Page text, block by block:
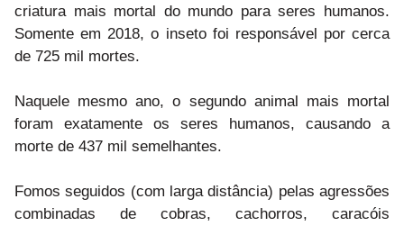
criatura mais mortal do mundo para seres humanos.
Somente em 2018, o inseto foi responsável por cerca
de 725 mil mortes.⁠
Naquele mesmo ano, o segundo animal mais mortal
foram exatamente os seres humanos, causando a
morte de 437 mil semelhantes. ⁠
Fomos seguidos (com larga distância) pelas agressões
combinadas de cobras, cachorros, caracóis